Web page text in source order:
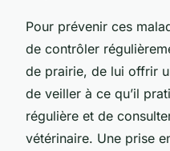
Pour prévenir ces
de contrôler
de prairie, de lui offrir
de veiller à ce qu’il
régulière et de
vétérinaire. Une prise